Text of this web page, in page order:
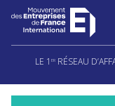
Aller
LE 1 ER RÉSEAU